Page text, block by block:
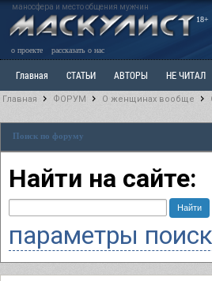
маносфера и место общения мужчин
18+
о проекте рассказать о нас
Главная СТАТЬИ АВТОРЫ НЕ ЧИТАЛ
Ветка: Расстаюсь или Развожусь. САНЧАС
РАЗДЕЛ: Разное
Главная ФОРУМ О женщинах вообще
Поиск по форуму
Найти на сайте:
параметры